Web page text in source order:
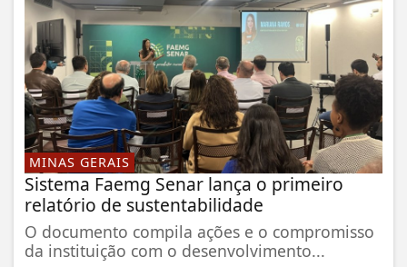
MINAS GERAIS
Sistema Faemg Senar lança o primeiro
relatório de sustentabilidade
O documento compila ações e o compromisso
da instituição com o desenvolvimento...